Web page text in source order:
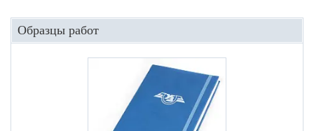
Образцы работ